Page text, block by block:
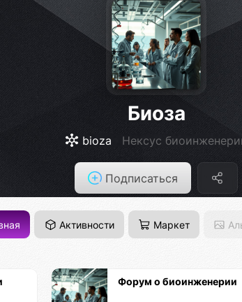
Биоза
bioza Нексус
Подписаться
Активности Маркет
Форум о биоинженерии